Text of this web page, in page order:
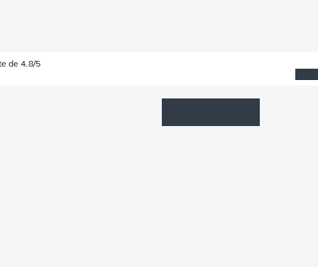
de 4.8/5